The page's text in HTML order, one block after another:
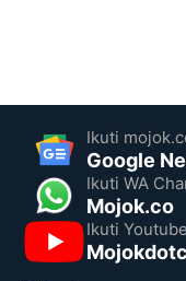
Ikuti
Google
Ikuti WA
Mojok.co
Ikuti